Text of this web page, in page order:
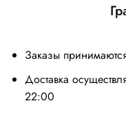
Заказы
Доставка
22:00